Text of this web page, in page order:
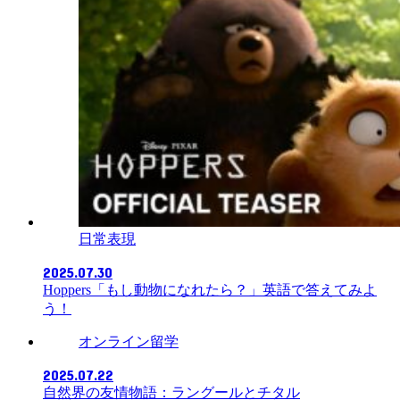
日常表現
2025.07.30
Hoppers「もし動物になれたら？」英語で答えてみよ
う！
オンライン留学
2025.07.22
自然界の友情物語：ラングールとチタル